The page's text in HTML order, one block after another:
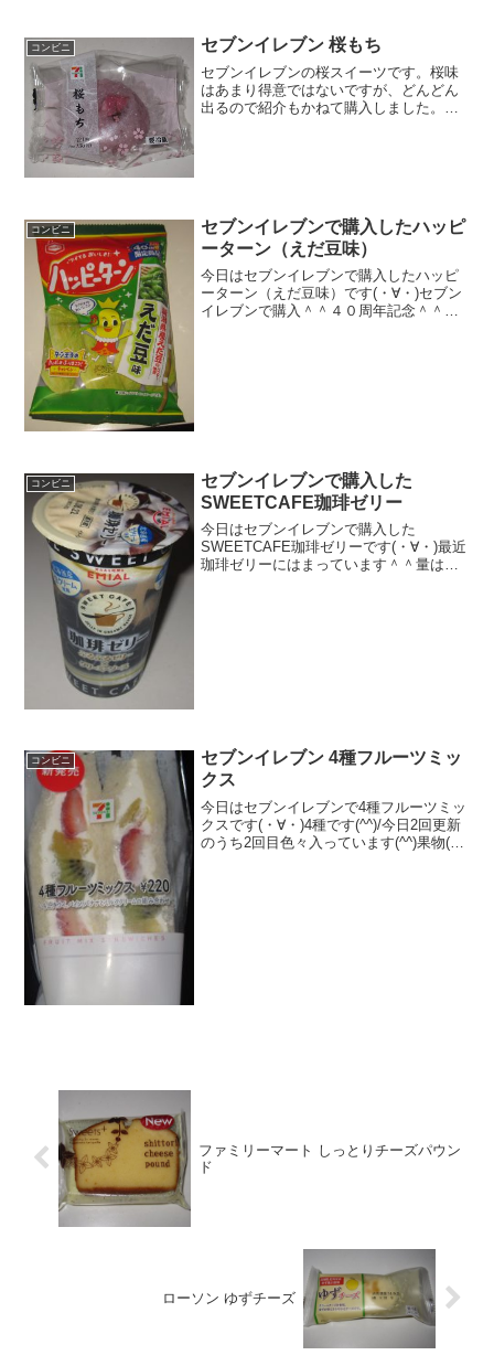
コンビニ セブンイレブン 桜もち
セブンイレブンの桜スイーツです。桜味
はあまり得意ではないですが、どんどん
出るので紹介もかねて購入しました。桜
コンビニ
セブンイレブンで購入したハッピ
ーターン（えだ豆味）
今日はセブンイレブンで購入したハッピ
ーターン（えだ豆味）です(・∀・)セブン
イレブンで購入＾＾４０周年記念＾＾今
コンビニ
セブンイレブンで購入した
SWEETCAFE珈琲ゼリー
今日はセブンイレブンで購入した
SWEETCAFE珈琲ゼリーです(・∀・)最近
珈琲ゼリーにはまっています＾＾量はか
コンビニ
セブンイレブン 4種フルーツミッ
クス
今日はセブンイレブンで4種フルーツミッ
クスです(・∀・)4種です(^^)/今日2回更新
のうち2回目色々入っています(^^)果物(^^)
ファミリーマート しっとりチーズパウン
ド
ローソン ゆずチーズ